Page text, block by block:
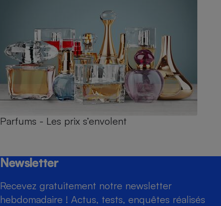
Parfums - Les prix s’envolent
Newsletter
Recevez gratuitement notre newsletter
hebdomadaire ! Actus, tests, enquêtes réalisés